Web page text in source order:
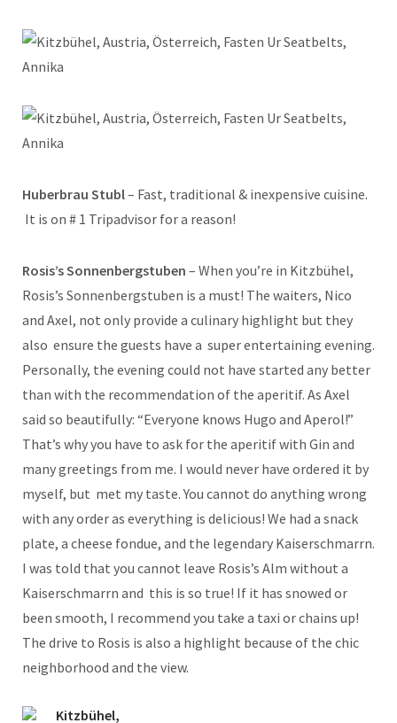
Huberbrau Stubl– Fast, traditional & inexpensive cuisine.
It is on # 1 Tripadvisor for a reason!
Rosis’s Sonnenbergstuben – When you’re in Kitzbühel,
Rosis’s Sonnenbergstuben is a must! The waiters, Nico
and Axel, not only provide a culinary highlight but they
also ensure the guests have a super entertaining evening.
Personally, the evening could not have started any better
than with the recommendation of the aperitif. As Axel
said so beautifully: “Everyone knows Hugo and Aperol!”
That’s why you have to ask for the aperitif with Gin and
many greetings from me. I would never have ordered it by
myself, but met my taste. You cannot do anything wrong
with any order as everything is delicious! We had a snack
plate, a cheese fondue, and the legendary Kaiserschmarrn.
I was told that you cannot leave Rosis’s Alm without a
Kaiserschmarrn and this is so true! If it has snowed or
been smooth, I recommend you take a taxi or chains up!
The drive to Rosis is also a highlight because of the chic
neighborhood and the view.